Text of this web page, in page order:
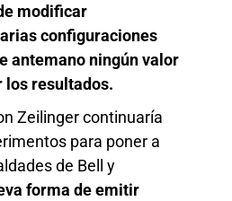
modificar
configuraciones
antemano ningún valor
los resultados.
Zeilinger continuaría
para poner a
de Bell y
forma de emitir